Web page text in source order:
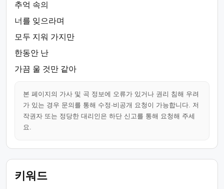
추억 속의
너를 잊으라며
모두 지워 가지만
한동안 난
가끔 울 것만 같아
본 페이지의 가사 및 곡 정보에 오류가 있거나 권리 침해 우려
가 있는 경우 문의를 통해 수정·비공개 요청이 가능합니다. 저
작권자 또는 정당한 대리인은 하단 신고를 통해 요청해 주세
요.
키워드